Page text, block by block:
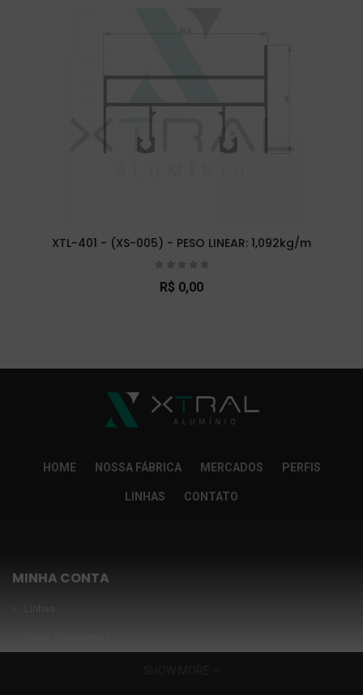
XTL-401 - (XS-005) - PESO LINEAR: 1,092kg/m
R$ 0,00
HOME NOSSA FÁBRICA MERCADOS PERFIS
LINHAS CONTATO
MINHA CONTA